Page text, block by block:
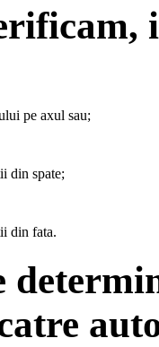
pe axul sau;
din spate;
din fata.